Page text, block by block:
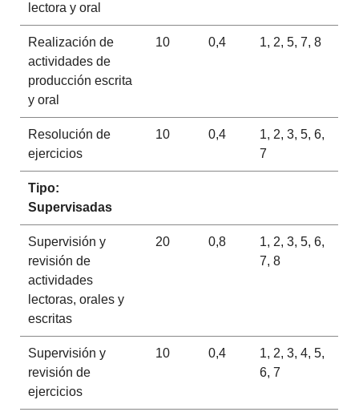
lectora y oral
Realización de
actividades de
producción escrita
y oral
10 0,4 1, 2, 5, 7, 8
Resolución de
ejercicios
10 0,4
1, 2, 3, 5, 6,
7
Tipo:
Supervisadas
Supervisión y
revisión de
actividades
lectoras, orales y
escritas
20 0,8
1, 2, 3, 5, 6,
7, 8
Supervisión y
revisión de
ejercicios
10 0,4
1, 2, 3, 4, 5,
6, 7